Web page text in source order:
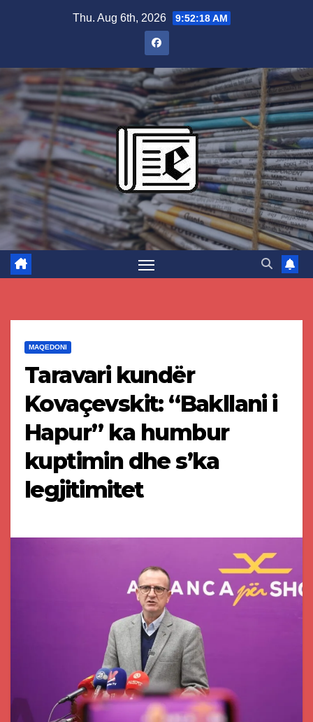
Thu. Aug 6th, 2026 9:52:19 AM
MAQEDONI
Taravari kundër
Kovaçevskit: “Bakllani i
Hapur” ka humbur
kuptimin dhe s’ka
legjitimitet